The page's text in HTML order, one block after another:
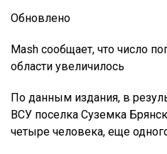
Обновлено
Mash сообщает, что число
области увеличилось
По данным издания, в
ВСУ поселка Суземка
четыре человека, еще